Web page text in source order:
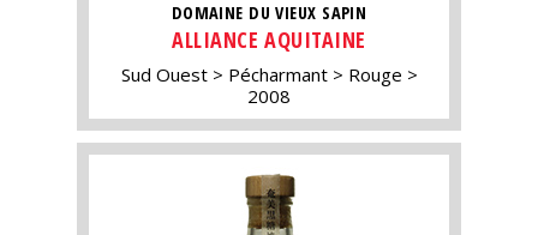
DOMAINE DU VIEUX SAPIN
ALLIANCE AQUITAINE
Sud Ouest Pécharmant
Rouge
2008